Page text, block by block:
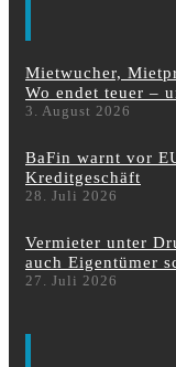
Mietwucher,
Wo endet teuer –
3. August 2026
BaFin warnt vor
Kreditgeschäft
28. Juli 2026
Vermieter unter
auch Eigentümer
27. Juli 2026